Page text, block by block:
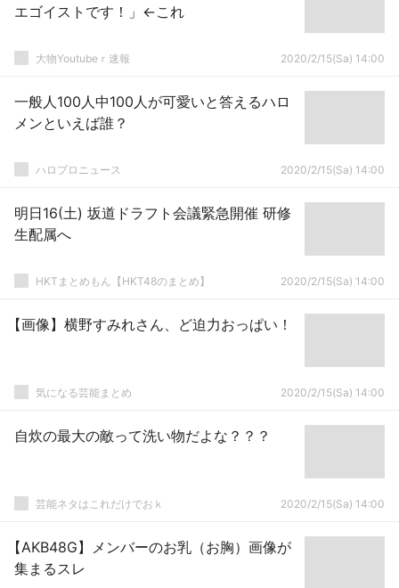
エゴイストです！」←これ
大物Youtubeｒ速報 2020/2/15(Sa) 14:00
一般人100人中100人が可愛いと答えるハロ
メンといえば誰？
ハロプロニュース 2020/2/15(Sa) 14:00
明日16(土) 坂道ドラフト会議緊急開催 研修
生配属へ
HKTまとめもん【HKT48のまとめ】 2020/2/15(Sa) 14:00
【画像】横野すみれさん、ど迫力おっぱい！
気になる芸能まとめ 2020/2/15(Sa) 14:00
自炊の最大の敵って洗い物だよな？？？
芸能ネタはこれだけでおｋ 2020/2/15(Sa) 14:00
【AKB48G】メンバーのお乳（お胸）画像が
集まるスレ